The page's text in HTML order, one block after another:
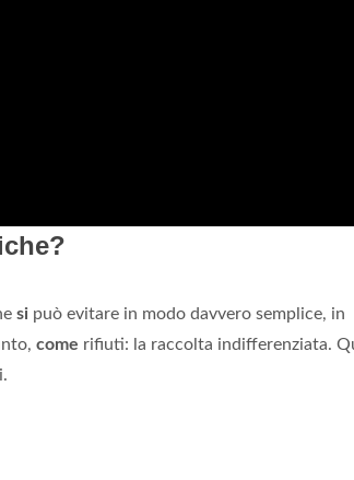
si può evitare in modo davvero semplice, in
come rifiuti: la raccolta indifferenziata.